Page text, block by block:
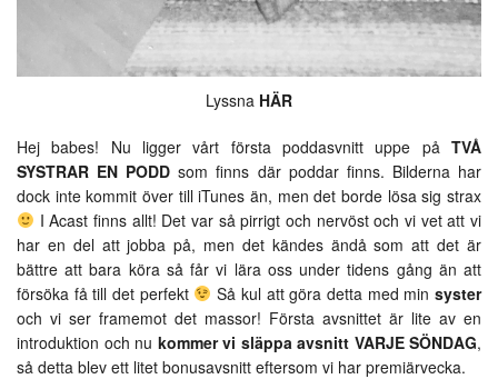
Lyssna HÄR
Hej babes! Nu ligger vårt första poddasvnitt uppe på TVÅ
SYSTRAR EN PODD som finns där poddar finns. Bilderna har
dock inte kommit över till iTunes än, men det borde lösa sig strax
I Acast finns allt! Det var så pirrigt och nervöst och vi vet att vi
har en del att jobba på, men det kändes ändå som att det är
bättre att bara köra så får vi lära oss under tidens gång än att
försöka få till det perfekt
Så kul att göra detta med minsyster
och vi ser framemot det massor! Första avsnittet är lite av en
introduktion och nu kommer vi släppa avsnitt VARJE SÖNDAG,
så detta blev ett litet bonusavsnitt eftersom vi har premiärvecka.